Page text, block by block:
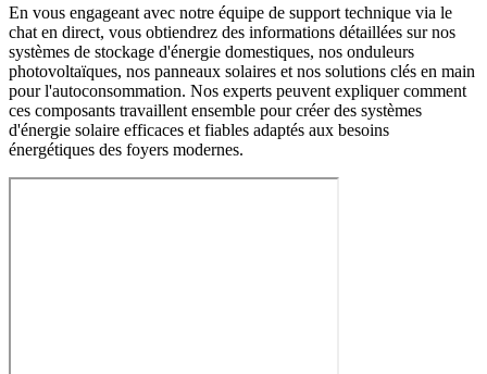
En vous engageant avec notre équipe de support technique via le
chat en direct, vous obtiendrez des informations détaillées sur nos
systèmes de stockage d'énergie domestiques, nos onduleurs
photovoltaïques, nos panneaux solaires et nos solutions clés en main
pour l'autoconsommation. Nos experts peuvent expliquer comment
ces composants travaillent ensemble pour créer des systèmes
d'énergie solaire efficaces et fiables adaptés aux besoins
énergétiques des foyers modernes.